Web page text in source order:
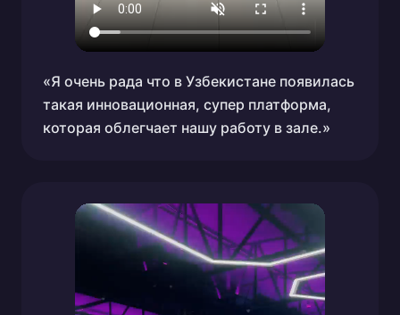
«Я очень рада что в Узбекистане появилась
такая инновационная, супер платформа,
которая облегчает нашу работу в зале.»